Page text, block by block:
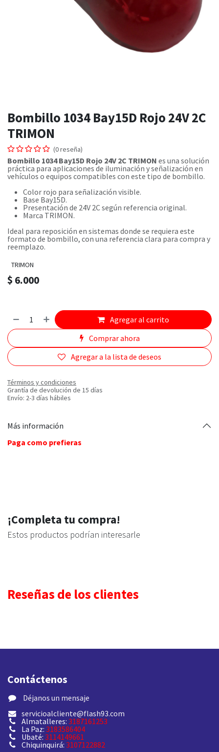
Bombillo 1034 Bay15D Rojo 24V 2C
TRIMON
(0 reseña)
Bombillo 1034 Bay15D Rojo 24V 2C TRIMON es una solución
práctica para aplicaciones de iluminación y señalización en
vehículos o equipos compatibles con este tipo de bombillo.
Color rojo para señalización visible.
Base Bay15D.
Presentación de 24V 2C según referencia original.
Marca TRIMON.
Ideal para reposición en sistemas donde se requiera este
formato de bombillo, con una referencia clara para compra y
reemplazo.
TRIMON
$ 6.000
Agregar al carrito
Comprar ahora
Agregar a la lista de deseos
Términos y condiciones
Grantía de devolución de 15 días
Envío: 2-3 días hábiles
Más información
Paga como prefieras
¡Completa tu compra!
Estos productos podrían interesarle
Reseñas de los clientes
Contáctenos
​ Déjanos un mensaje
servicioalcliente@flash93.com
Almatalleres: 3187161253
La Paz: 3183586404
Ubaté: 3114149661
Chiquinquirá: 3107122882